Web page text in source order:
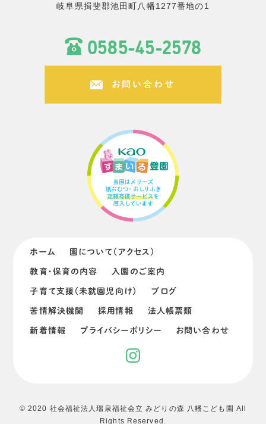
岐阜県揖斐郡池田町八幡1277番地の1
0585-45-2578
お問い合わせ
ホーム 園について（アクセス）
教育・保育の内容 入園のご案内
子育て支援（未就園児向け） ブログ
苦情解決機関 採用情報 法人帳票類
新着情報 プライバシーポリシー お問い合わせ
© 2020 社会福祉法人瑞泉福祉会立 みどりの森 八幡こども園 All
Rights Reserved.